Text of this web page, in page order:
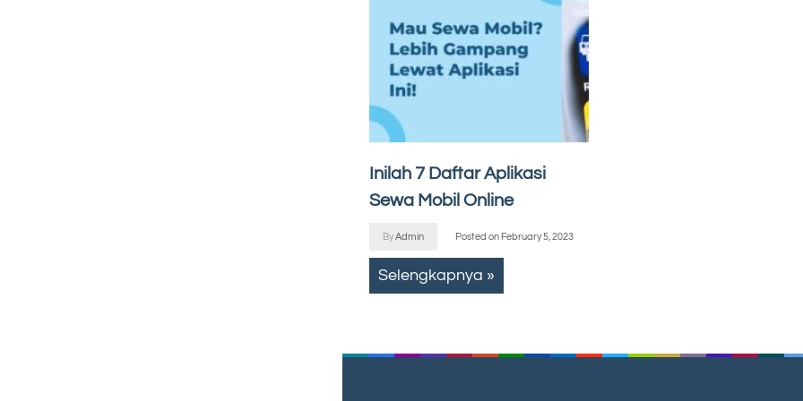
Inilah 7 Daftar Aplikasi
Sewa Mobil Online
ByAdmin Posted on February 5, 2023
Selengkapnya »